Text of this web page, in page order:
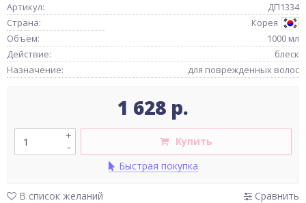
Артикул:
ДП1334
Страна:
Корея
Объём:
1000 мл
Действие:
блеск
Назначение:
для поврежденных волос
1 628 р.
–
+
Купить
Быстрая покупка
В список желаний Сравнить